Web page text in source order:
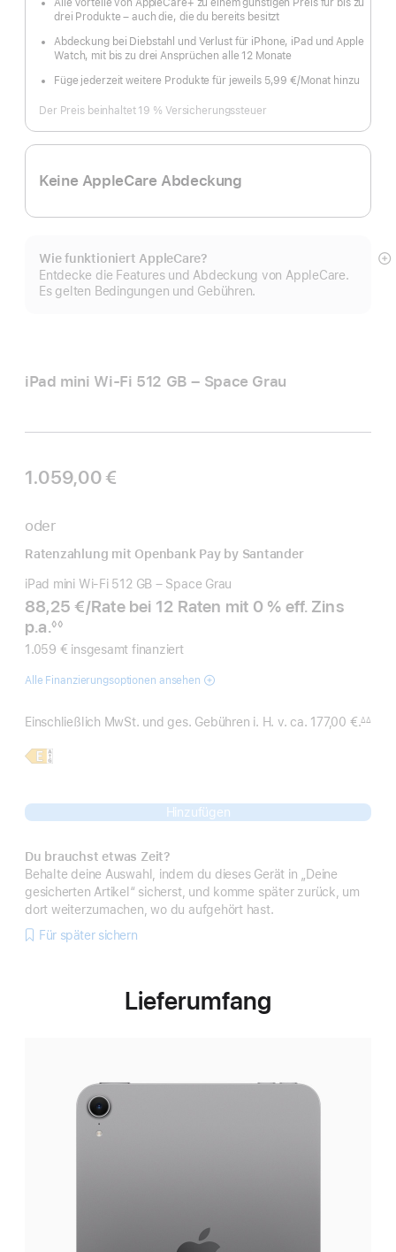
Alle Vorteile von AppleCare+ zu einem günstigen Preis für bis zu
drei Produkte – auch die, die du bereits besitzt
Abdeckung bei Diebstahl und Verlust für iPhone, iPad und Apple
Watch, mit bis zu drei Ansprüchen alle 12 Monate
Füge jederzeit weitere Produkte für jeweils 5,99 €/Monat hinzu
Der Preis beinhaltet 19 % Versicherungssteuer
Keine AppleCare Abdeckung
Wie funktioniert AppleCare?
Entdecke die Features und Abdeckung von AppleCare.
Es gelten Bedingungen und Gebühren.
iPad mini Wi‑Fi 512 GB – Space Grau
1.059,00 €
oder
Ratenzahlung mit Openbank Pay by Santander
iPad mini Wi‑Fi 512 GB – Space Grau
88,25 €/Rate pro
bei 12 Raten mit 0 % eff. Zins
p.a.
Fußnote
◊◊
1.059 € insgesamt finanziert
Alle Finanzierungsoptionen ansehen
Einschließlich MwSt. und ges. Gebühren i. H. v. ca. 177,00 €.∆∆
Weitere
Hinzufügen
Du brauchst etwas Zeit?
Behalte deine Auswahl, indem du dieses Gerät in „Deine
gesicherten Artikel“ sicherst, und komme später zurück, um
dort weiterzumachen, wo du aufgehört hast.
Für später sichern
Lieferumfang